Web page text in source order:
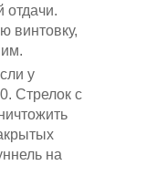
отдачи.
винтовку,
у
Стрелок с
на